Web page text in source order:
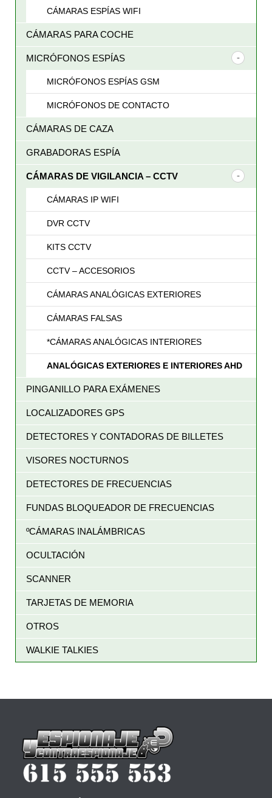
CÁMARAS ESPÍAS WIFI
CÁMARAS PARA COCHE
MICRÓFONOS ESPÍAS
MICRÓFONOS ESPÍAS GSM
MICRÓFONOS DE CONTACTO
CÁMARAS DE CAZA
GRABADORAS ESPÍA
CÁMARAS DE VIGILANCIA – CCTV
CÁMARAS IP WIFI
DVR CCTV
KITS CCTV
CCTV – ACCESORIOS
CÁMARAS ANALÓGICAS EXTERIORES
CÁMARAS FALSAS
*CÁMARAS ANALÓGICAS INTERIORES
ANALÓGICAS EXTERIORES E INTERIORES AHD
PINGANILLO PARA EXÁMENES
LOCALIZADORES GPS
DETECTORES Y CONTADORAS DE BILLETES
VISORES NOCTURNOS
DETECTORES DE FRECUENCIAS
FUNDAS BLOQUEADOR DE FRECUENCIAS
ºCÁMARAS INALÁMBRICAS
OCULTACIÓN
SCANNER
TARJETAS DE MEMORIA
OTROS
WALKIE TALKIES